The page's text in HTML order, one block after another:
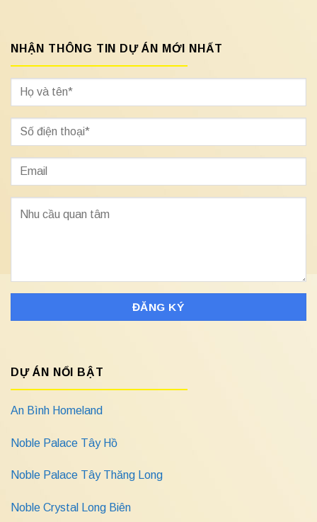
NHẬN THÔNG TIN DỰ ÁN MỚI NHẤT
DỰ ÁN NỔI BẬT
An Bình Homeland
Noble Palace Tây Hồ
Noble Palace Tây Thăng Long
Noble Crystal Long Biên